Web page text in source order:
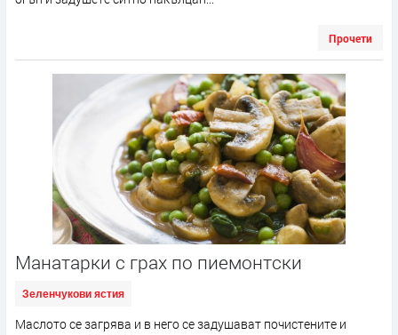
Прочети
Манатарки с грах по пиемонтски
Зеленчукови ястия
Маслото се загрява и в него се задушават почистените и